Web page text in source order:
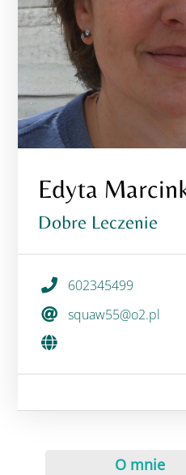
Edyta
Dobre Leczenie
602345499
squaw55@o2.pl
O mnie